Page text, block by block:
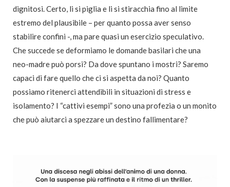
dignitosi. Certo, li si piglia e li si stiracchia fino al limite
estremo del plausibile – per quanto possa aver senso
stabilire confini -, ma pare quasi un esercizio speculativo.
Che succede se deformiamo le domande basilari che una
neo-madre può porsi? Da dove spuntano i mostri? Saremo
capaci di fare quello che ci si aspetta da noi? Quanto
possiamo ritenerci attendibili in situazioni di stress e
isolamento? I “cattivi esempi” sono una profezia o un monito
che può aiutarci a spezzare un destino fallimentare?